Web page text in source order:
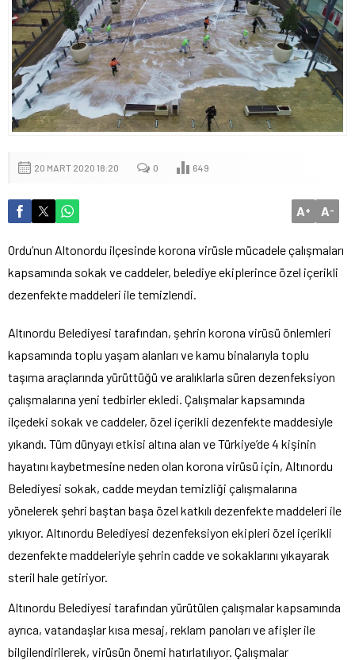
20 MART 2020 18:20 0 649
A+ A-
Ordu’nun Altonordu ilçesinde korona virüsle mücadele çalışmaları
kapsamında sokak ve caddeler, belediye ekiplerince özel içerikli
dezenfekte maddeleri ile temizlendi.
Altınordu Belediyesi tarafından, şehrin korona virüsü önlemleri
kapsamında toplu yaşam alanları ve kamu binalarıyla toplu
taşıma araçlarında yürüttüğü ve aralıklarla süren dezenfeksiyon
çalışmalarına yeni tedbirler ekledi. Çalışmalar kapsamında
ilçedeki sokak ve caddeler, özel içerikli dezenfekte maddesiyle
yıkandı. Tüm dünyayı etkisi altına alan ve Türkiye’de 4 kişinin
hayatını kaybetmesine neden olan korona virüsü için, Altınordu
Belediyesi sokak, cadde meydan temizliği çalışmalarına
yönelerek şehri baştan başa özel katkılı dezenfekte maddeleri ile
yıkıyor. Altınordu Belediyesi dezenfeksiyon ekipleri özel içerikli
dezenfekte maddeleriyle şehrin cadde ve sokaklarını yıkayarak
steril hale getiriyor.
Altınordu Belediyesi tarafından yürütülen çalışmalar kapsamında
ayrıca, vatandaşlar kısa mesaj, reklam panoları ve afişler ile
bilgilendirilerek, virüsün önemi hatırlatılıyor. Çalışmalar